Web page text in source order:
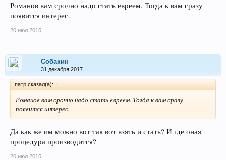
Романов вам срочно надо стать евреем. Тогда к вам сразу
появится интерес.
20 июл 2015
Собакин
31 декабря 2017.
патр сказал(а): ↑
Романов вам срочно надо стать евреем. Тогда к вам сразу
появится интерес.
Да как же им можно вот так вот взять и стать? И где оная
процедура производится?
20 июл 2015